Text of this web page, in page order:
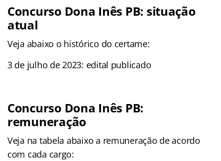
Concurso Dona Inês PB: situação
atual
Veja abaixo o histórico do certame:
3 de julho de 2023: edital publicado
Concurso Dona Inês PB:
remuneração
Veja na tabela abaixo a remuneração de acordo
com cada cargo: